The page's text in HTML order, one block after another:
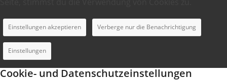
Einstellungen akzeptieren Verberge nur die Benachrichtigung
Einstellungen
Cookie- und Datenschutzeinstellungen